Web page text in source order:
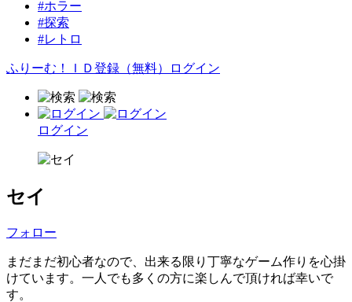
#ホラー
#探索
#レトロ
ふりーむ！ＩＤ登録（無料） ログイン
ログイン
セイ
フォロー
まだまだ初心者なので、出来る限り丁寧なゲーム作りを心掛
けています。一人でも多くの方に楽しんで頂ければ幸いで
す。